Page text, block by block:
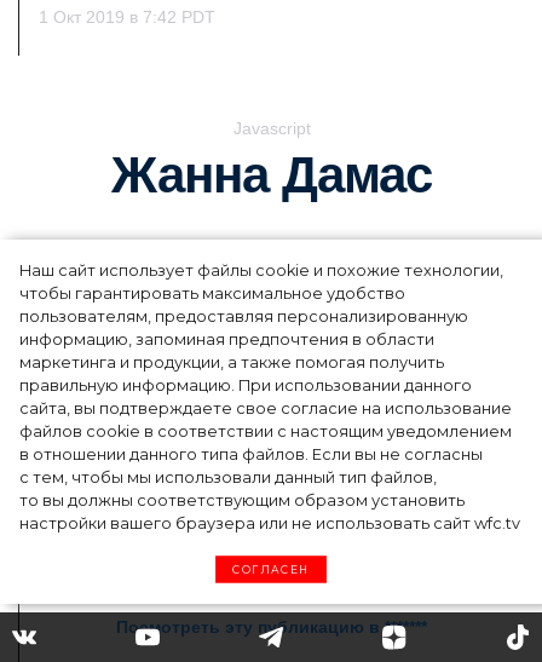
Наш сайт использует файлы cookie и похожие технологии,
чтобы гарантировать максимальное удобство
пользователям, предоставляя персонализированную
информацию, запоминая предпочтения в области
маркетинга и продукции, а также помогая получить
правильную информацию. При использовании данного
сайта, вы подтверждаете свое согласие на использование
файлов cookie в соответствии с настоящим уведомлением
в отношении данного типа файлов. Если вы не согласны
с тем, чтобы мы использовали данный тип файлов,
то вы должны соответствующим образом установить
настройки вашего браузера или не использовать сайт wfc.tv
СОГЛАСЕН
1 Окт 2019 в 7:42 PDT
Javascript
Жанна Дамас
Посмотреть эту публикацию в *******